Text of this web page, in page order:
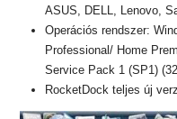
ASUS, DELL, Lenovo,
Operációs rendszer:
Professional/ Home
Service Pack 1 (SP1)
RocketDock teljes új